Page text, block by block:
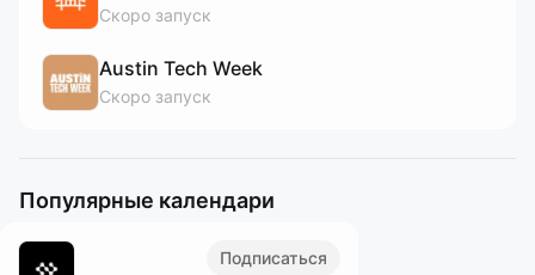
Скоро запуск
Austin Tech Week
Скоро запуск
Популярные календари
Подписаться